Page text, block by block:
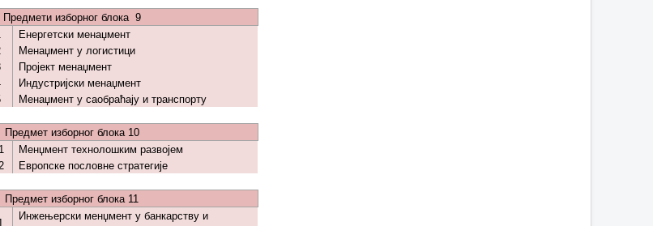
Предмети изборног блока 9
Енергетски менаџмент
Менаџмент у логистици
Пројект менаџмент
Индустријски менаџмент
Менаџмент у саобраћају и транспорту
Предмет изборног блока 10
Менџмент технолошким развојем
Европске пословне стратегије
Предмет изборног блока 11
Инжењерски менџмент у банкарству и